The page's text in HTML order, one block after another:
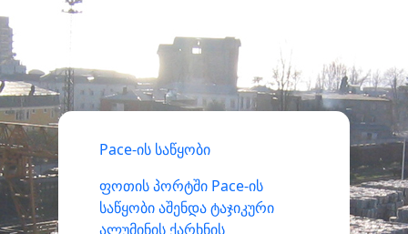
Pace-ის საწყობი
ფოთის პორტში Pace-ის
საწყობი აშენდა ტაჯიკური
ალუმინის ქარხნის